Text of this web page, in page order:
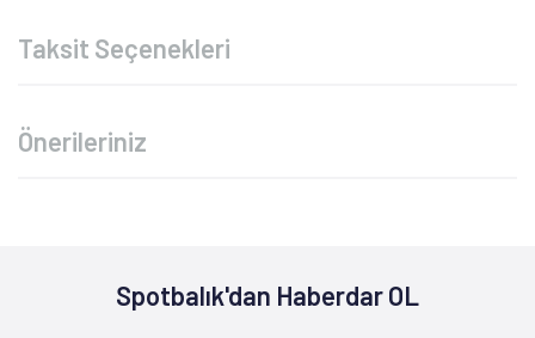
Taksit Seçenekleri
Önerileriniz
Spotbalık'dan Haberdar OL